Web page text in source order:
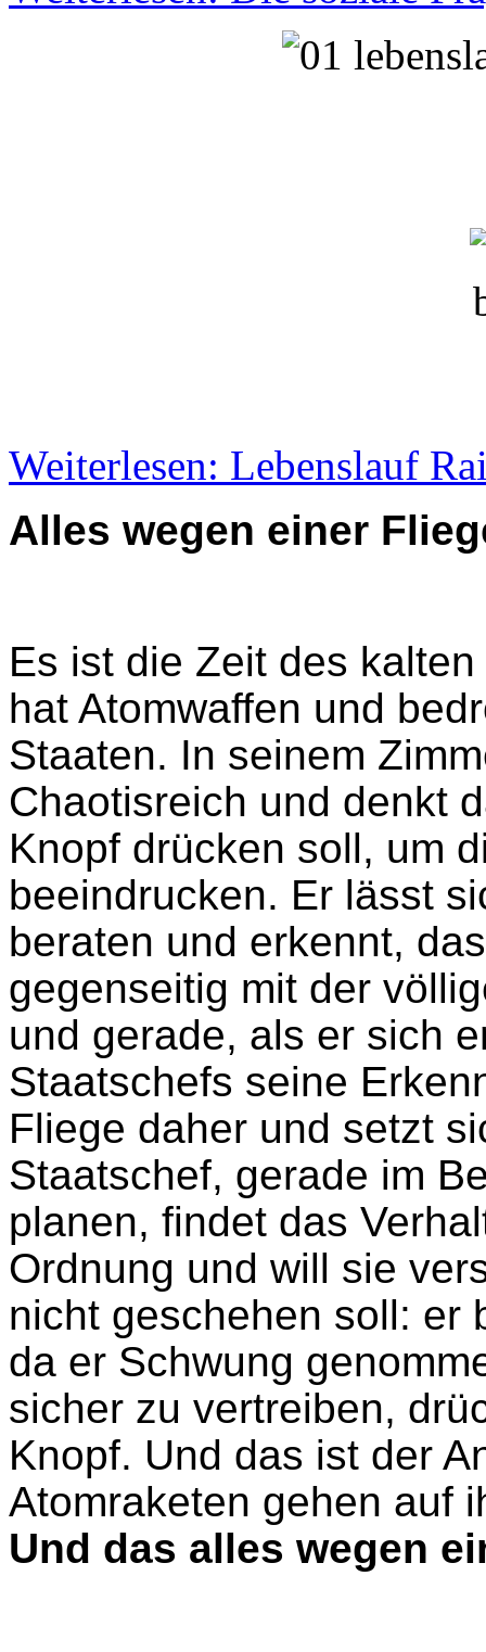
Weiterlesen: Lebenslauf
Alles wegen einer
Es ist die Zeit des
hat Atomwaffen und
Staaten. In seinem
Chaotisreich und denkt
Knopf drücken soll, um
beeindrucken. Er lässt
beraten und erkennt,
gegenseitig mit der
und gerade, als er sich
Staatschefs seine
Fliege daher und setzt
Staatschef, gerade im
planen, findet das
Ordnung und will sie
nicht geschehen soll: er
da er Schwung
sicher zu vertreiben,
Knopf. Und das ist der
Atomraketen gehen auf
Und das alles wegen